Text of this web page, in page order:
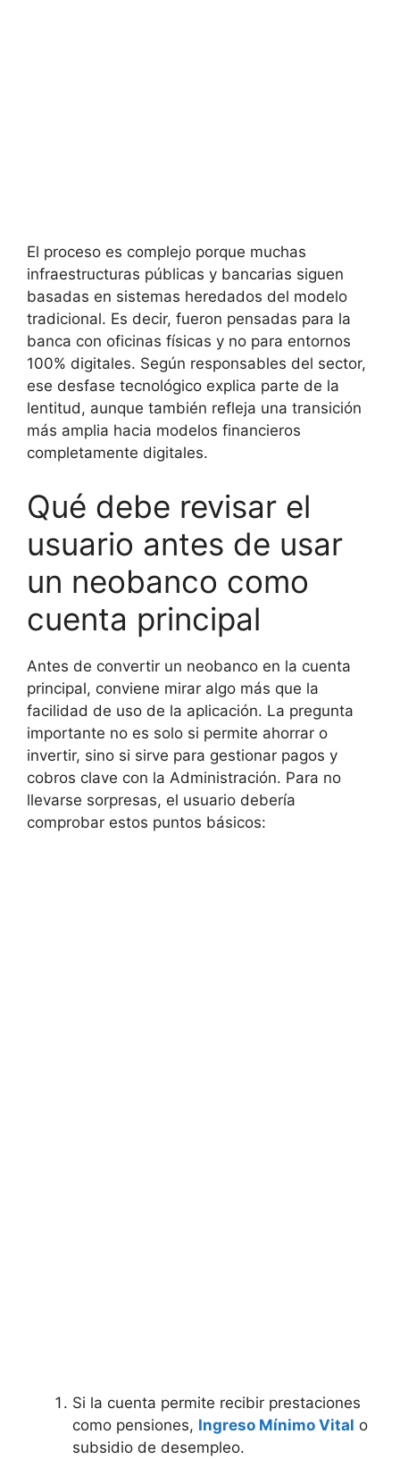
El proceso es complejo porque muchas
infraestructuras públicas y bancarias siguen
basadas en sistemas heredados del modelo
tradicional. Es decir, fueron pensadas para la
banca con oficinas físicas y no para entornos
100% digitales. Según responsables del sector,
ese desfase tecnológico explica parte de la
lentitud, aunque también refleja una transición
más amplia hacia modelos financieros
completamente digitales.
Qué debe revisar el
usuario antes de usar
un neobanco como
cuenta principal
Antes de convertir un neobanco en la cuenta
principal, conviene mirar algo más que la
facilidad de uso de la aplicación. La pregunta
importante no es solo si permite ahorrar o
invertir, sino si sirve para gestionar pagos y
cobros clave con la Administración. Para no
llevarse sorpresas, el usuario debería
comprobar estos puntos básicos:
Si la cuenta permite recibir prestaciones
como pensiones, Ingreso Mínimo Vital o
subsidio de desempleo.